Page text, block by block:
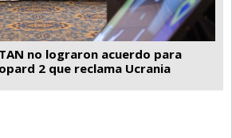
no lograron acuerdo para
2 que reclama Ucrania